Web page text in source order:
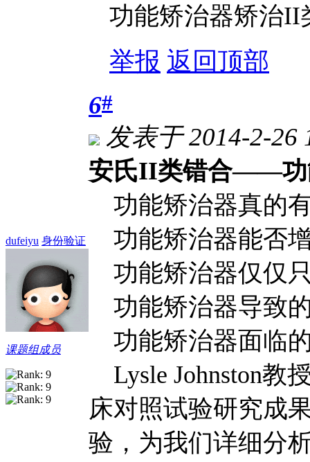
功能矫治器矫治II
举报 返回顶部
dufeiyu 身份验证
课题组成员
6#
发表于 2014-2-26
安氏II类错合——功
功能矫治器真的
功能矫治器能否
功能矫治器仅仅
功能矫治器导致
功能矫治器面临
Lysle Johnston教
床对照试验研究成
验，为我们详细分